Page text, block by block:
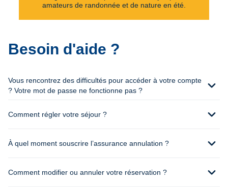
amateurs de randonnée et de nature en été.
Besoin d'aide ?
Vous rencontrez des difficultés pour accéder à votre compte
? Votre mot de passe ne fonctionne pas ?
expand_more
Comment régler votre séjour ? expand_more
À quel moment souscrire l’assurance annulation ? expand_more
Comment modifier ou annuler votre réservation ? expand_more